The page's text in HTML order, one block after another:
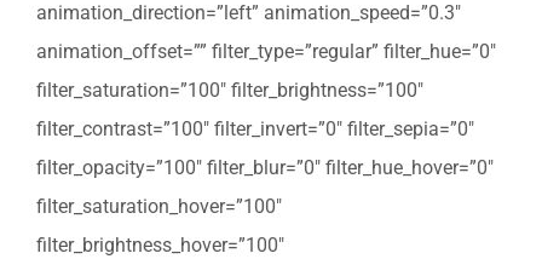
animation_direction=”left” animation_speed=”0.3″
animation_offset=”” filter_type=”regular” filter_hue=”0″
filter_saturation=”100″ filter_brightness=”100″
filter_contrast=”100″ filter_invert=”0″ filter_sepia=”0″
filter_opacity=”100″ filter_blur=”0″ filter_hue_hover=”0″
filter_saturation_hover=”100″
filter_brightness_hover=”100″